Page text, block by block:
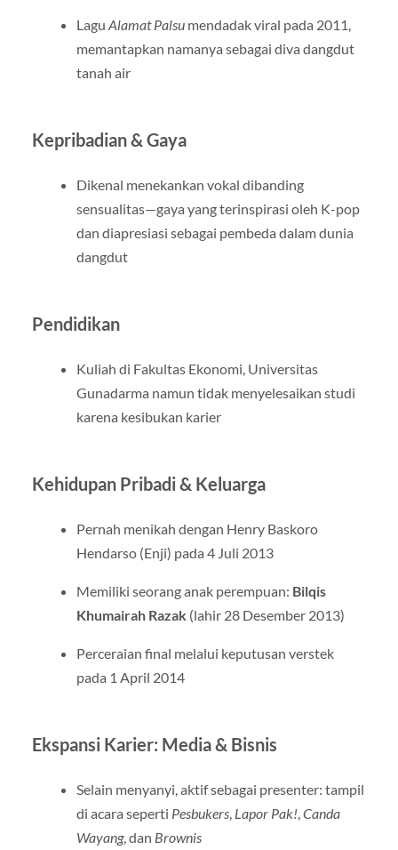
Lagu Alamat Palsumendadak viral pada 2011,
memantapkan namanya sebagai diva dangdut
tanah air
Kepribadian & Gaya
Dikenal menekankan vokal dibanding
sensualitas—gaya yang terinspirasi oleh K-pop
dan diapresiasi sebagai pembeda dalam dunia
dangdut
Pendidikan
Kuliah di Fakultas Ekonomi, Universitas
Gunadarma namun tidak menyelesaikan studi
karena kesibukan karier
Kehidupan Pribadi & Keluarga
Pernah menikah dengan Henry Baskoro
Hendarso (Enji) pada 4 Juli 2013
Memiliki seorang anak perempuan: Bilqis
Khumairah Razak(lahir 28 Desember 2013)
Perceraian final melalui keputusan verstek
pada 1 April 2014
Ekspansi Karier: Media & Bisnis
Selain menyanyi, aktif sebagai presenter: tampil
di acara seperti Pesbukers, Lapor Pak!,Canda
Wayang, dan Brownis